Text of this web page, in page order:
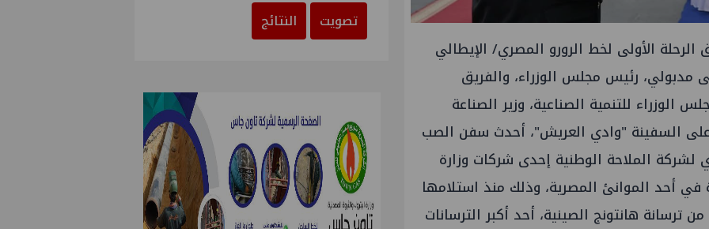
الأولى لخط الرورو المصري/ الإيطالي
رئيس مجلس الوزراء، والفريق
للتنمية الصناعية، وزير الصناعة
على السفينة "وادي العريش"، أحدث سفن الصب
لشركة الملاحة الوطنية إحدى شركات وزارة
في أحد الموانئ المصرية، وذلك منذ استلامها
ترسانة هانتونج الصينية، أحد أكبر الترسانات
تصويت
النتائج